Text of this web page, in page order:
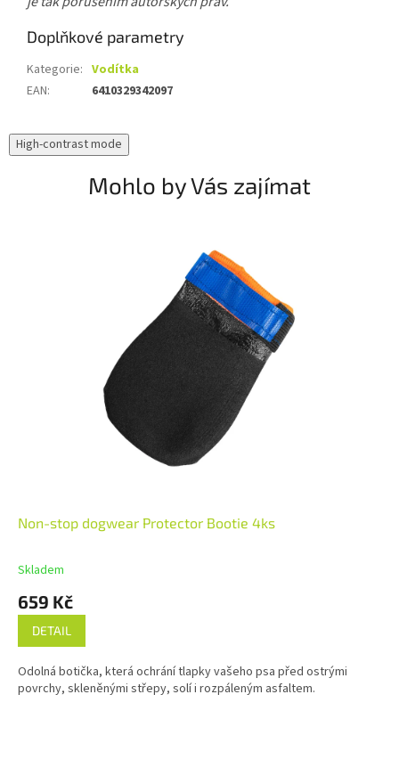
Doplňkové parametry
Kategorie: Vodítka
EAN: 6410329342097
High-contrast mode
Mohlo by Vás zajímat
Non-stop dogwear Protector Bootie 4ks
Skladem
659 Kč
DETAIL
Odolná botička, která ochrání tlapky vašeho psa před ostrými
povrchy, skleněnými střepy, solí i rozpáleným asfaltem.